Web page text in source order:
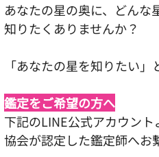
あなたの星の奥に、どんな
知りたくありませんか？
「あなたの星を知りたい
鑑定をご希望の方へ
下記のLINE公式アカウント
協会が認定した鑑定師へお